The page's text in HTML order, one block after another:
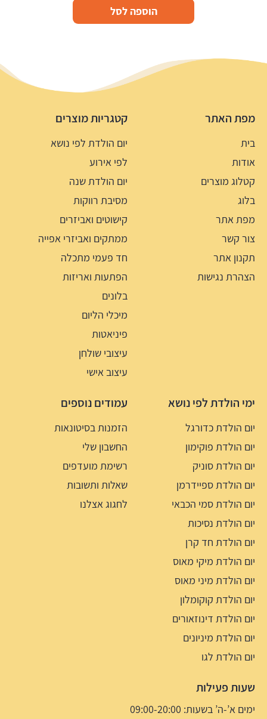
הוספה לסל
מפת האתר
בית
אודות
קטלוג מוצרים
בלוג
מפת אתר
צור קשר
תקנון אתר
הצהרת נגישות
קטגריות מוצרים
יום הולדת לפי נושא
לפי אירוע
יום הולדת שנה
מסיבת רווקות
קישוטים ואביזרים
ממתקים ואביזרי אפייה
חד פעמי מתכלה
הפתעות ואריזות
בלונים
מיכלי הליום
פיניאטות
עיצובי שולחן
עיצוב אישי
ימי הולדת לפי נושא
יום הולדת כדורגל
יום הולדת פוקימון
יום הולדת סוניק
יום הולדת ספיידרמן
יום הולדת סמי הכבאי
יום הולדת נסיכות
יום הולדת חד קרן
יום הולדת מיקי מאוס
יום הולדת מיני מאוס
יום הולדת קוקומלון
יום הולדת דינוזאורים
יום הולדת מיניונים
יום הולדת לגו
עמודים נוספים
הזמנות בסיטונאות
החשבון שלי
רשימת מועדפים
שאלות ותשובות
לחגוג אצלנו
שעות פעילות
ימים א’-ה’ בשעות: 09:00-20:00